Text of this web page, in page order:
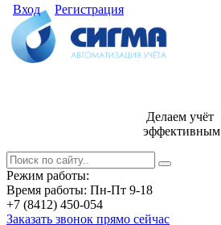
Вход Регистрация
Делаем учёт
эффективным
Режим работы:
Время работы: Пн-Пт 9-18
+7 (8412) 450-054
Заказать звонок прямо сейчас